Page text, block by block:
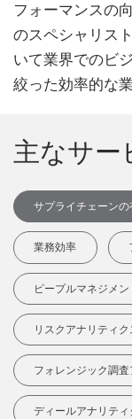
フォーマンスの
のスペシャリス
いて業界でのビ
絞った効率的な
主なサー
サプライチェーンの
業務効率
ピープルマネジメン
リスクアナリティ
フォレンジック調
ディールアナリティ